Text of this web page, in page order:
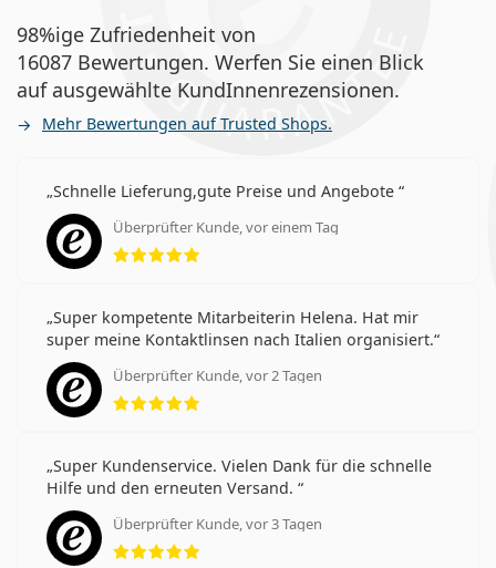
98%ige Zufriedenheit von
16087 Bewertungen. Werfen Sie einen Blick
auf ausgewählte KundInnenrezensionen.
Mehr Bewertungen auf Trusted Shops.
Schnelle Lieferung,gute Preise und Angebote
Überprüfter Kunde, vor einem Tag
Bewertung 5 aus 5
Super kompetente Mitarbeiterin Helena. Hat mir
super meine Kontaktlinsen nach Italien organisiert.
Überprüfter Kunde, vor 2 Tagen
Bewertung 5 aus 5
Super Kundenservice. Vielen Dank für die schnelle
Hilfe und den erneuten Versand.
Überprüfter Kunde, vor 3 Tagen
Bewertung 5 aus 5